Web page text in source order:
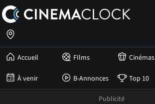
Accueil FIlms Cinémas
À venir B-Annonces Top 10